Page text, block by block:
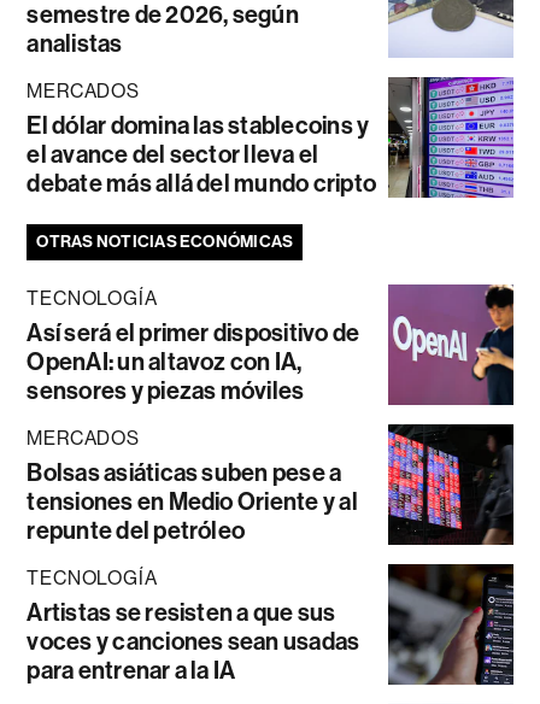
semestre de 2026, según
analistas
MERCADOS
El dólar domina las stablecoins y
el avance del sector lleva el
debate más allá del mundo cripto
OTRAS NOTICIAS ECONÓMICAS
TECNOLOGÍA
Así será el primer dispositivo de
OpenAI: un altavoz con IA,
sensores y piezas móviles
MERCADOS
Bolsas asiáticas suben pese a
tensiones en Medio Oriente y al
repunte del petróleo
TECNOLOGÍA
Artistas se resisten a que sus
voces y canciones sean usadas
para entrenar a la IA